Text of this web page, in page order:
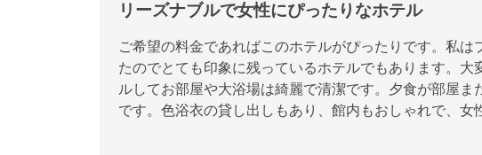
リーズナブルで女性にぴったりなホテル
ご希望の料金であればこのホテルがぴったりです。私
たのでとても印象に残っているホテルでもあります。大
ルしてお部屋や大浴場は綺麗で清潔です。夕食が部屋
です。色浴衣の貸し出しもあり、館内もおしゃれで、女